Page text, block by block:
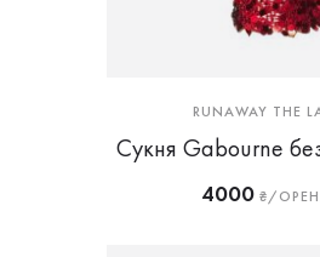
RUNAWAY THE
Сукня Gabourne
4000₴/